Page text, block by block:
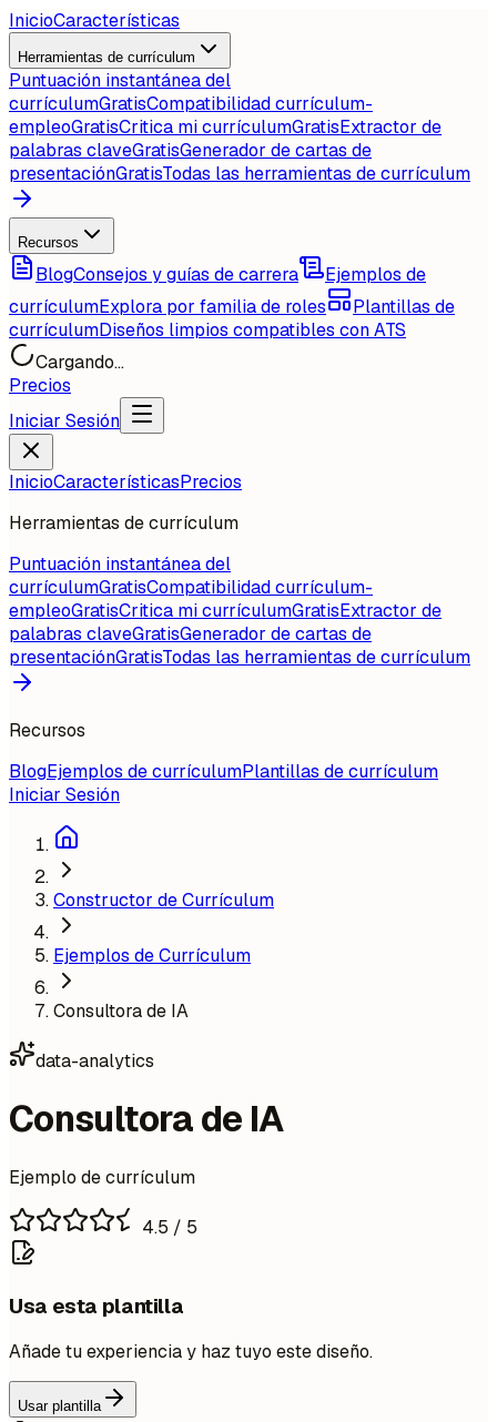
InicioCaracterísticas
Herramientas de currículum
Puntuación instantánea del
currículumGratisCompatibilidad currículum-
empleoGratisCritica mi currículumGratisExtractor de
palabras claveGratisGenerador de cartas de
presentaciónGratisTodas las herramientas de currículum
Recursos
BlogConsejos y guías de carrera
Ejemplos de
currículumExplora por familia de roles
Plantillas de
currículumDiseños limpios compatibles con ATS
Cargando...
Precios
Iniciar Sesión
InicioCaracterísticasPrecios
Herramientas de currículum
Puntuación instantánea del
currículumGratisCompatibilidad currículum-
empleoGratisCritica mi currículumGratisExtractor de
palabras claveGratisGenerador de cartas de
presentaciónGratisTodas las herramientas de currículum
Recursos
BlogEjemplos de currículumPlantillas de currículum
Iniciar Sesión
Constructor de Currículum
Ejemplos de Currículum
Consultora de IA
data-analytics
Consultora de IA
Ejemplo de currículum
4.5 / 5
Usa esta plantilla
Añade tu experiencia y haz tuyo este diseño.
Usar plantilla